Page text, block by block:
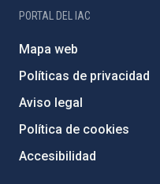
PORTAL DEL IAC
Mapa web
Políticas de privacidad
Aviso legal
Política de cookies
Accesibilidad